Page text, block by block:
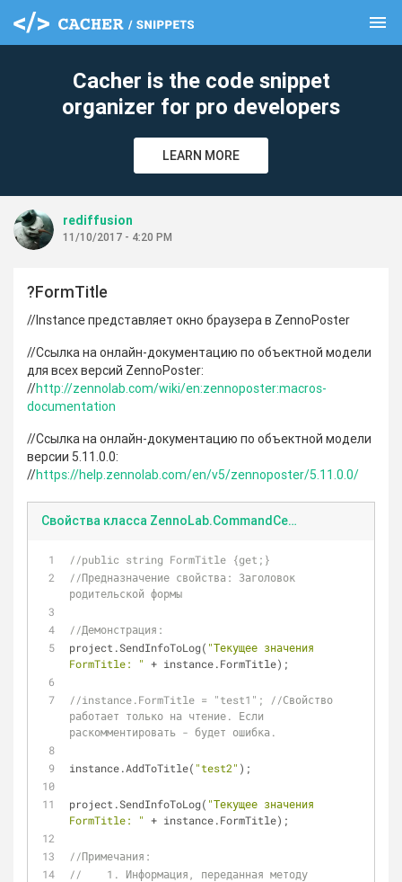
menu
Cacher is the code snippet
organizer for pro developers
LEARN MORE
rediffusion
11/10/2017 - 4:20 PM
?FormTitle
//Instance представляет окно браузера в ZennoPoster
//Ссылка на онлайн-документацию по объектной модели
для всех версий ZennoPoster:
//http://zennolab.com/wiki/en:zennoposter:macros-
documentation
//Ссылка на онлайн-документацию по объектной модели
версии 5.11.0.0:
//https://help.zennolab.com/en/v5/zennoposter/5.11.0.0/
Свойства класса ZennoLab.CommandCenter.Instance
//public string FormTitle {get;}
//Предназначение свойства: Заголовок
родительской формы
//Демонстрация:
project.SendInfoToLog( "Текущее значения
FormTitle: " + instance.FormTitle);
//instance.FormTitle = "test1"; //Свойство
работает только на чтение. Если
раскомментировать - будет ошибка.
instance.AddToTitle( "test2" );
project.SendInfoToLog( "Текущее значения
FormTitle: " + instance.FormTitle);
//Примечания:
//    1. Информация, переданная методу
clear